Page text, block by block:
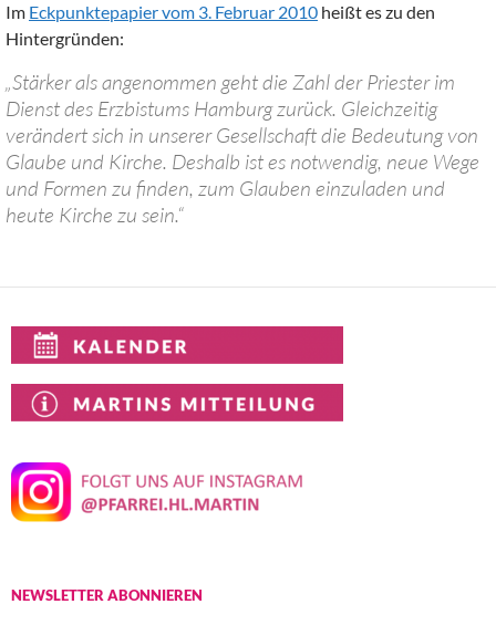
Im Eckpunktepapier vom 3. Februar 2010 heißt es zu den
Hintergründen:
„Stärker als angenommen geht die Zahl der Priester im
Dienst des Erzbistums Hamburg zurück. Gleichzeitig
verändert sich in unserer Gesellschaft die Bedeutung von
Glaube und Kirche. Deshalb ist es notwendig, neue Wege
und Formen zu finden, zum Glauben einzuladen und
heute Kirche zu sein.“
NEWSLETTER ABONNIEREN